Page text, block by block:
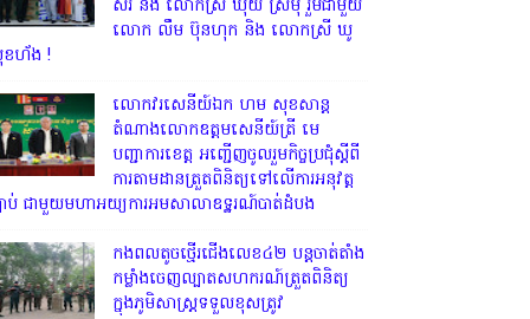
សិរី និង លោកស្រី ឃុយ ស្រីមុំ រួមជាមួយ
លោក លឹម ប៊ុនហុក និង លោកស្រី ឃូ
ហ័ង !
លោក​វរសេនីយ៍ឯក​ ហម​ សុខសាន្ត
តំណាង​លោកឧត្តមសេនីយ៍ត្រី មេ
បញ្ជាការ​ខេត្ត អញ្ជេីញចូលរួមកិច្ចប្រជុំស្ដីពី
ការតាមដានត្រួតពិនិត្យទៅលេីការអនុវត្ត
ាប់​ ជាមួយមហាអយ្យការអមសាលាឧទ្ឋរណ៍បាត់ដំបង
កងពលតូចថ្មើរជើងលេខ៤២ បន្តចាត់តាំង
កម្លាំងចេញល្បាតសហករណ៍ត្រួតពិនិត្យ
ក្នុងភូមិសាស្រ្តទទួលខុសត្រូវ